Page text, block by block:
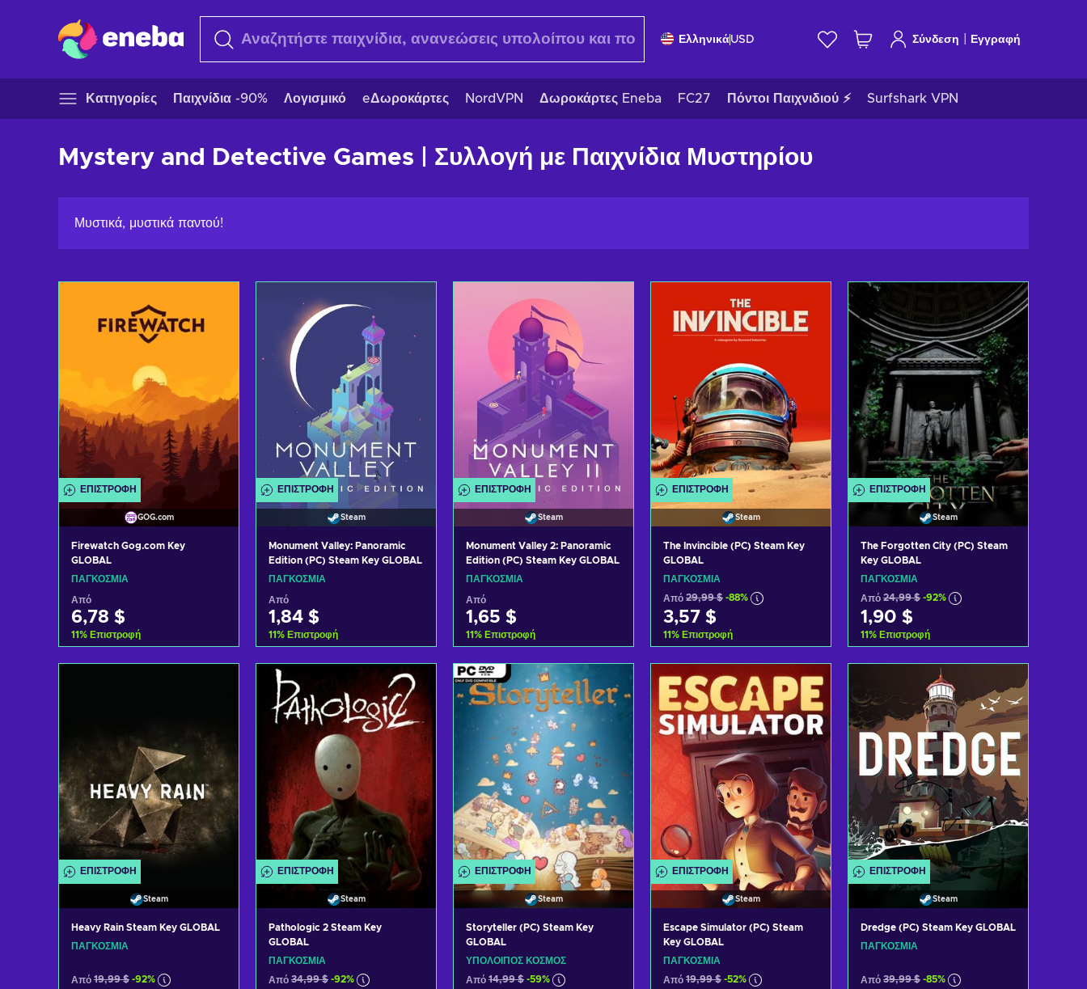
ΕλληνικάUSD Σύνδεση Εγγραφή
Κατηγορίες Παιχνίδια -90% Λογισμικό eΔωροκάρτες NordVPN Δωροκάρτες Eneba FC27 Πόντοι Παιχνιδιού ⚡ Surfshark VPN
Mystery and Detective Games | Συλλογή με Παιχνίδια Μυστηρίου
Μυστικά, μυστικά παντού!
ΕΠΙΣΤΡΟΦΉ
GOG.com
Firewatch Gog.com Key
GLOBAL
ΠΑΓΚΌΣΜΙΑ
Από
6,78 $
11% Επιστροφή
ΕΠΙΣΤΡΟΦΉ
Steam
Monument Valley: Panoramic
Edition (PC) Steam Key GLOBAL
ΠΑΓΚΌΣΜΙΑ
Από
1,84 $
11% Επιστροφή
Προσθήκη στο καλάθι
Δείτε προσφορές
ΕΠΙΣΤΡΟΦΉ
Steam
Monument Valley 2: Panoramic
Edition (PC) Steam Key GLOBAL
ΠΑΓΚΌΣΜΙΑ
Από
1,65 $
11% Επιστροφή
Προσθήκη στο καλάθι
Δείτε προσφορές
ΕΠΙΣΤΡΟΦΉ
Steam
The Invincible (PC) Steam Key
GLOBAL
ΠΑΓΚΌΣΜΙΑ
Από 29,99 $ -88%
3,57 $
11% Επιστροφή
Δείτε προσφορές
ΕΠΙΣΤΡΟΦΉ
Steam
The Forgotten City (PC) Steam
Key GLOBAL
ΠΑΓΚΌΣΜΙΑ
Από 24,99 $ -92%
1,90 $
11% Επιστροφή
Προσθήκη στο καλάθι
Δείτε προσφορές
ΕΠΙΣΤΡΟΦΉ
Steam
Heavy Rain Steam Key GLOBAL
ΠΑΓΚΌΣΜΙΑ
Από 19,99 $ -92%
ΕΠΙΣΤΡΟΦΉ
Steam
Pathologic 2 Steam Key
GLOBAL
ΠΑΓΚΌΣΜΙΑ
Από 34,99 $ -92%
ΕΠΙΣΤΡΟΦΉ
Steam
Storyteller (PC) Steam Key
GLOBAL
ΥΠΌΛΟΙΠΟΣ ΚΌΣΜΟΣ
Από 14,99 $ -59%
ΕΠΙΣΤΡΟΦΉ
Steam
Escape Simulator (PC) Steam
Key GLOBAL
ΠΑΓΚΌΣΜΙΑ
Από 19,99 $ -52%
ΕΠΙΣΤΡΟΦΉ
Steam
Dredge (PC) Steam Key GLOBAL
ΠΑΓΚΌΣΜΙΑ
Από 39,99 $ -85%